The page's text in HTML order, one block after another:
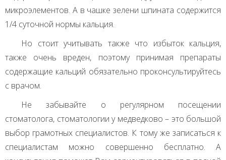
микроэлементов. А в чашке зелени шпината содержится
1/4 суточной нормы кальция.
Но стоит учитывать также что избыток кальция,
также очень вреден, поэтому принимая препараты
содержащие кальций обязательно проконсультируйтесь
с врачом.
Не забывайте о регулярном посещении
стоматолога, стоматологии у медведково – это большой
выбор грамотных специалистов. К тому же записаться к
специалистам можно совершенно бесплатно. А